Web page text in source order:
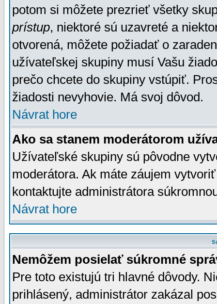
potom si môžete prezrieť všetky
prístup, niektoré sú uzavreté a
otvorená, môžete požiadať o
užívateľskej skupiny musí Vašu
prečo chcete do skupiny vstúpiť.
žiadosti nevyhovie. Má svoj dôvod.
Návrat hore
Ako sa stanem moderátorom
Užívateľské skupiny sú pôvodne
moderátora. Ak máte záujem
kontaktujte administrátora
Návrat hore
Nemôžem posielať súkromné
Pre toto existujú tri hlavné dôvody.
prihlásený, administrátor zakázal